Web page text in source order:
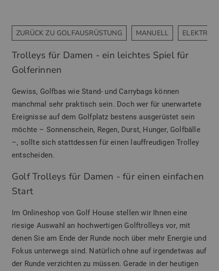
ZURÜCK ZU GOLFAUSRÜSTUNG MANUELL ELEKTRO
Trolleys für Damen - ein leichtes Spiel für
Golferinnen
Gewiss, Golfbas wie Stand- und Carrybags können
manchmal sehr praktisch sein. Doch wer für unerwartete
Ereignisse auf dem Golfplatz bestens ausgerüstet sein
möchte – Sonnenschein, Regen, Durst, Hunger, Golfbälle
–, sollte sich stattdessen für einen lauffreudigen Trolley
entscheiden.
Golf Trolleys für Damen - für einen einfachen
Start
Im Onlineshop von Golf House stellen wir Ihnen eine
riesige Auswahl an hochwertigen Golftrolleys vor, mit
denen Sie am Ende der Runde noch über mehr Energie und
Fokus unterwegs sind. Natürlich ohne auf irgendetwas auf
der Runde verzichten zu müssen. Gerade in der heutigen